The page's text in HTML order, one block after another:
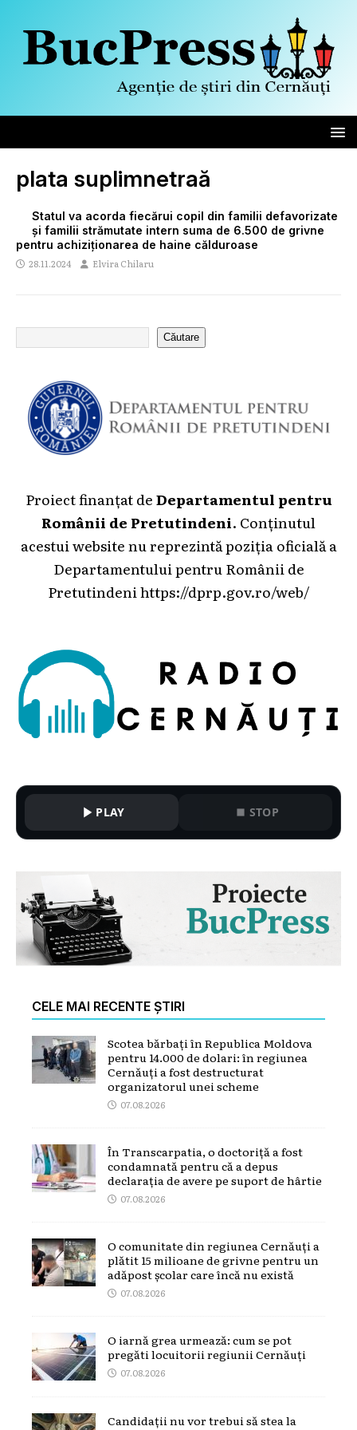
plata suplimnetraă
Statul va acorda fiecărui copil din familii defavorizate
și familii strămutate intern suma de 6.500 de grivne
pentru achiziționarea de haine călduroase
28.11.2024 Elvira Chilaru
Căutare
Proiect finanțat deDepartamentul pentru
Românii de Pretutindeni. Conținutul
acestui website nu reprezintă poziția oficială a
Departamentului pentru Românii de
Pretutindeni https://dprp.gov.ro/web/
PLAY STOP
CELE MAI RECENTE ȘTIRI
Scotea bărbați în Republica Moldova
pentru 14.000 de dolari: în regiunea
Cernăuți a fost destructurat
organizatorul unei scheme
07.08.2026
În Transcarpatia, o doctoriță a fost
condamnată pentru că a depus
declarația de avere pe suport de hârtie
07.08.2026
O comunitate din regiunea Cernăuți a
plătit 15 milioane de grivne pentru un
adăpost școlar care încă nu există
07.08.2026
O iarnă grea urmează: cum se pot
pregăti locuitorii regiunii Cernăuți
07.08.2026
Candidații nu vor trebui să stea la